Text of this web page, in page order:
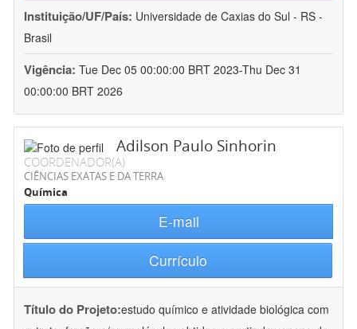
Instituição/UF/País: Universidade de Caxias do Sul - RS -
Brasil
Vigência: Tue Dec 05 00:00:00 BRT 2023-Thu Dec 31
00:00:00 BRT 2026
Adilson Paulo Sinhorin
COORDENADOR(A)
CIÊNCIAS EXATAS E DA TERRA
Química
E-mail
Currículo
Título do Projeto:estudo químico e atividade biológica com